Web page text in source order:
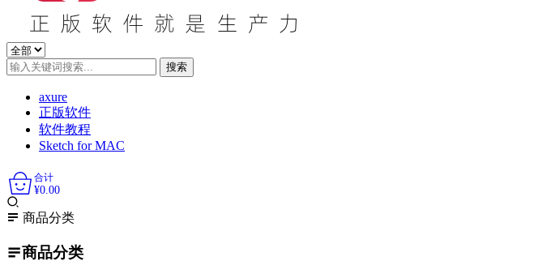
axure
正版软件
软件教程
Sketch for MAC
0 合计
¥0.00
商品分类
商品分类